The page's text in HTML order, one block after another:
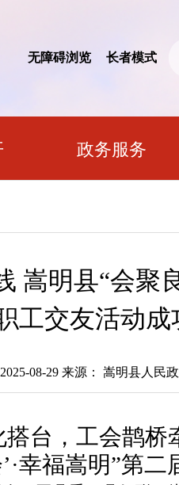
无障碍浏览 长者模式
政务服务
明县“会聚良
工交友活动成
08-29 来源： 嵩明县人民
搭台 ，工会鹊桥
’·幸福嵩明”第